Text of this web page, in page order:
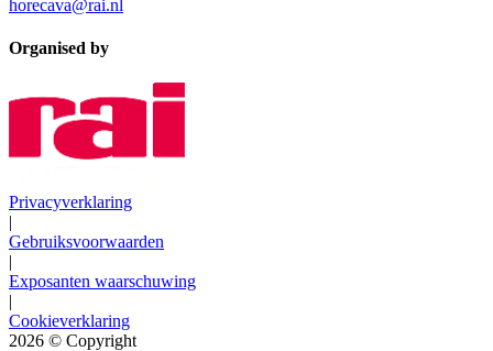
horecava@rai.nl
Organised by
Privacyverklaring
|
Gebruiksvoorwaarden
|
Exposanten waarschuwing
|
Cookieverklaring
2026 © Copyright